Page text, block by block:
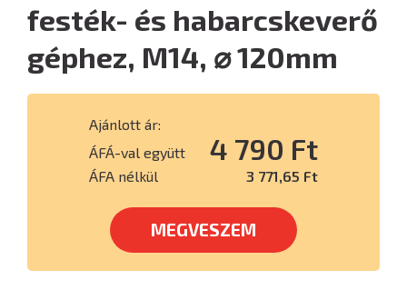
festék- és habarcskeverő
géphez, M14, ⌀ 120mm
Ajánlott ár:
ÁFÁ-val együtt
4 790 Ft
ÁFA nélkül 3 771,65 Ft
MEGVESZEM